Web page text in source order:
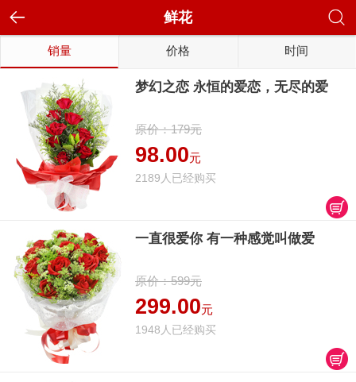
鲜花
销量 价格 时间
梦幻之恋 永恒的爱恋，无尽的爱
原价：179元
98.00元
2189人已经购买
一直很爱你 有一种感觉叫做爱
原价：599元
299.00元
1948人已经购买